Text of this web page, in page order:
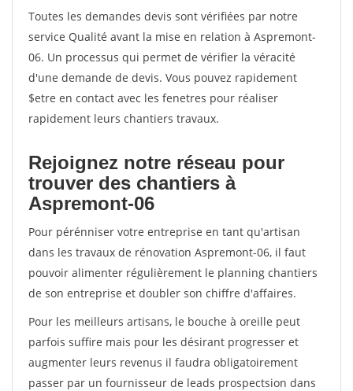
Toutes les demandes devis sont vérifiées par notre
service Qualité avant la mise en relation à Aspremont-
06. Un processus qui permet de vérifier la véracité
d'une demande de devis. Vous pouvez rapidement
$etre en contact avec les fenetres pour réaliser
rapidement leurs chantiers travaux.
Rejoignez notre réseau pour
trouver des chantiers à
Aspremont-06
Pour pérénniser votre entreprise en tant qu'artisan
dans les travaux de rénovation Aspremont-06, il faut
pouvoir alimenter régulièrement le planning chantiers
de son entreprise et doubler son chiffre d'affaires.
Pour les meilleurs artisans, le bouche à oreille peut
parfois suffire mais pour les désirant progresser et
augmenter leurs revenus il faudra obligatoirement
passer par un fournisseur de leads prospectsion dans